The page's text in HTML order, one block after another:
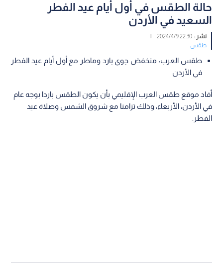
حالة الطقس في أول أيام عيد الفطر
السعيد في الأردن
نشر :22:30 2024/4/9
|
طقس
طقس العرب: منخفض جوي بارد وماطر مع أول أيام عيد الفطر
في الأردن
أفاد موقع طقس العرب الإقليمي بأن يكون الطقس باردا بوجه عام
في الأردن، الأربعاء، وذلك تزامنا مع شروق الشمس وصلاة عيد
الفطر.